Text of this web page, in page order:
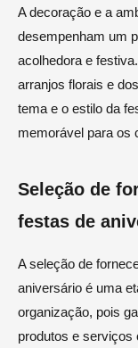
A decoração e a
desempenham um
acolhedora e
arranjos florais e
tema e o estilo da
memorável para os
Seleção de
festas de
A seleção de
aniversário é uma
organização, pois
produtos e serviços